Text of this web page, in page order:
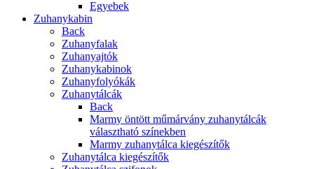
Egyebek
Zuhanykabin
Back
Zuhanyfalak
Zuhanyajtók
Zuhanykabinok
Zuhanyfolyókák
Zuhanytálcák
Back
Marmy öntött műmárvány zuhanytálcák
választható színekben
Marmy zuhanytálca kiegészítők
Zuhanytálca kiegészítők